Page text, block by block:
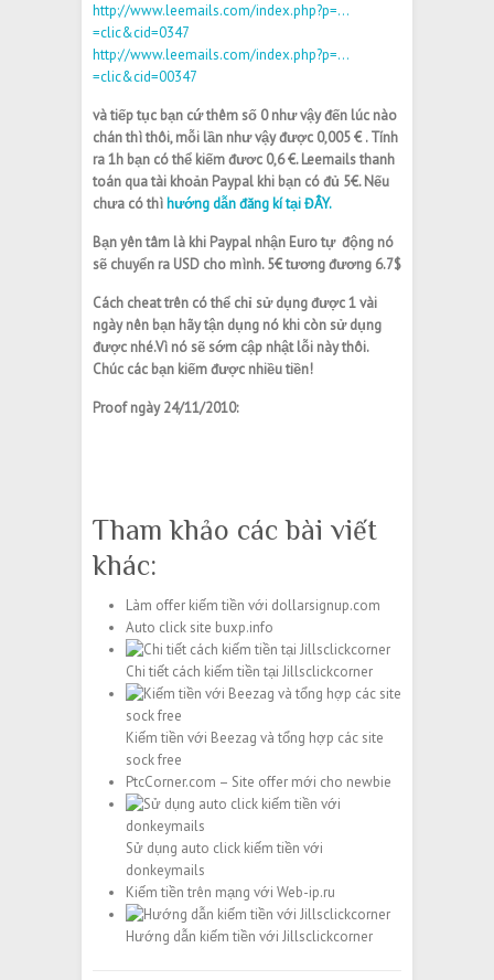
http://www.leemails.com/index.php?p=…
=clic&cid=0347
http://www.leemails.com/index.php?p=…
=clic&cid=00347
và tiếp tục bạn cứ thêm số 0 như vậy đến lúc nào
chán thì thôi, mỗi lần như vậy được 0,005 € . Tính
ra 1h bạn có thể kiếm đươc 0,6€. Leemails thanh
toán qua tài khoản Paypal khi bạn có đủ 5€. Nếu
chưa có thì hướng dẫn đăng kí tại ĐÂY.
Bạn yên tâm là khi Paypal nhận Euro tự động nó
sẽ chuyển ra USD cho mình. 5€ tương đương 6.7$
Cách cheat trên có thể chỉ sử dụng được 1 vài
ngày nên bạn hãy tận dụng nó khi còn sử dụng
được nhé.Vì nó sẽ sớm cập nhật lỗi này thôi.
Chúc các bạn kiếm được nhiều tiền!
Proof ngày 24/11/2010:
Tham khảo các bài viết
khác:
Làm offer kiếm tiền với dollarsignup.com
Auto click site buxp.info
Chi tiết cách kiếm tiền tại Jillsclickcorner
Kiếm tiền với Beezag và tổng hợp các site
sock free
PtcCorner.com – Site offer mới cho newbie
Sử dụng auto click kiếm tiền với
donkeymails
Kiếm tiền trên mạng với Web-ip.ru
Hướng dẫn kiếm tiền với Jillsclickcorner